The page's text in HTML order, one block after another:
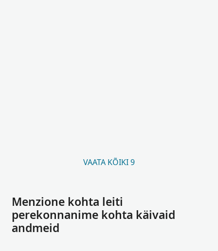
VAATA KÕIKI 9
Menzione kohta leiti
perekonnanime kohta käivaid
andmeid